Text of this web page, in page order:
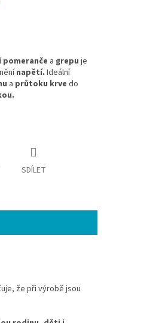
pomeranče a grepu je
napětí. Ideální
a průtoku krve do
SDÍLET
že při výrobě jsou